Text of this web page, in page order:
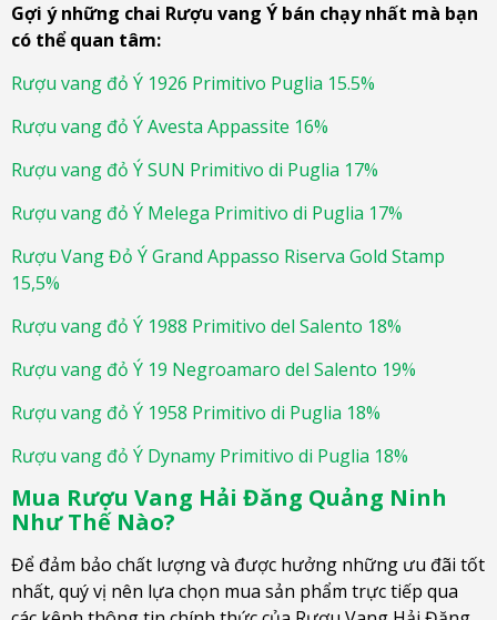
Gợi ý những chai Rượu vang Ý bán chạy nhất mà bạn
có thể quan tâm:
Rượu vang đỏ Ý 1926 Primitivo Puglia 15.5%
Rượu vang đỏ Ý Avesta Appassite 16%
Rượu vang đỏ Ý SUN Primitivo di Puglia 17%
Rượu vang đỏ Ý Melega Primitivo di Puglia 17%
Rượu Vang Đỏ Ý Grand Appasso Riserva Gold Stamp
15,5%
Rượu vang đỏ Ý 1988 Primitivo del Salento 18%
Rượu vang đỏ Ý 19 Negroamaro del Salento 19%
Rượu vang đỏ Ý 1958 Primitivo di Puglia 18%
Rượu vang đỏ Ý Dynamy Primitivo di Puglia 18%
Mua Rượu Vang Hải Đăng Quảng Ninh
Như Thế Nào?
Để đảm bảo chất lượng và được hưởng những ưu đãi tốt
nhất, quý vị nên lựa chọn mua sản phẩm trực tiếp qua